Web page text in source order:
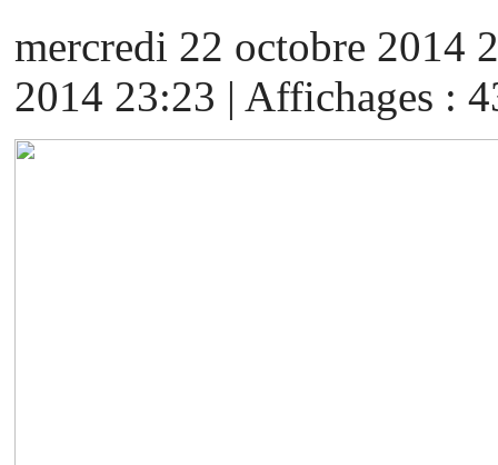
mercredi 22 octobre 2014
2014 23:23 | Affichages :